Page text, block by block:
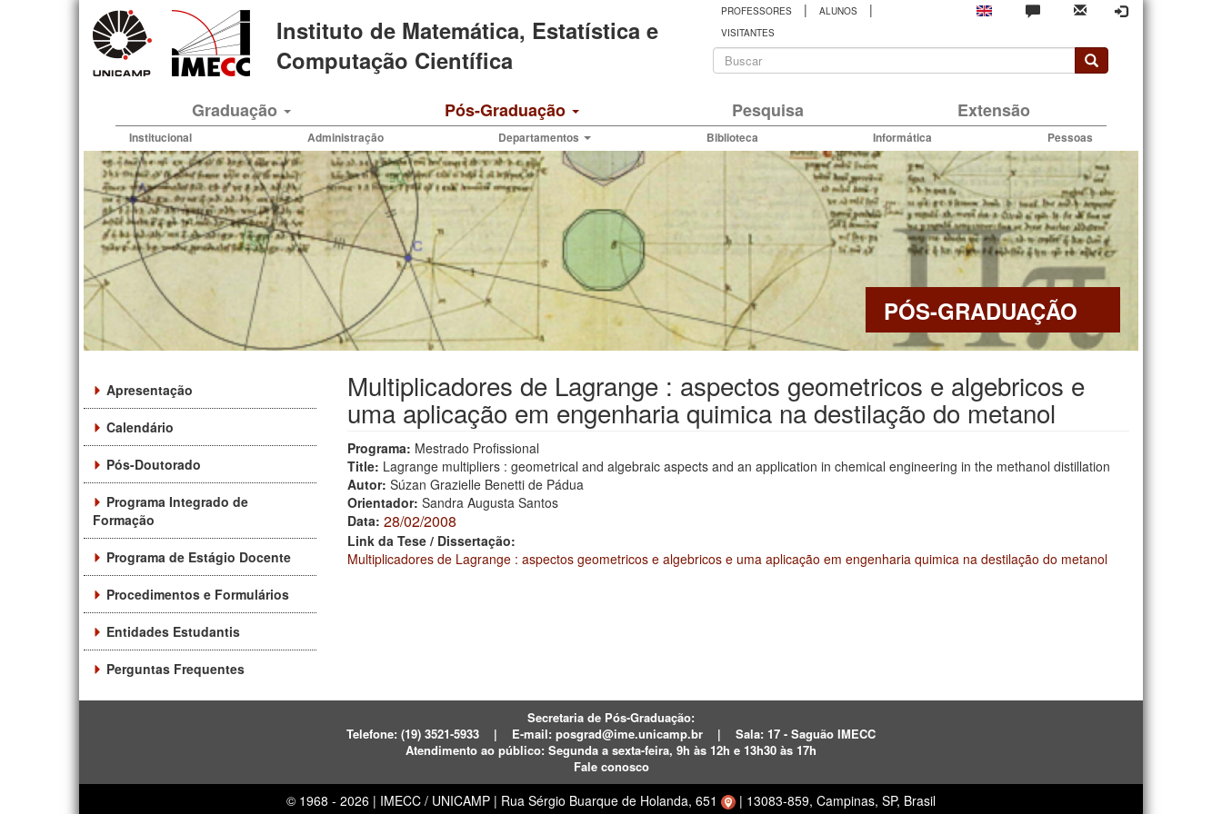
Instituto de Matemática, Estatística e
Computação Científica
PROFESSORES | ALUNOS |
VISITANTES
Formulário
busca
Graduação Pós-Graduação Pesquisa Extensão
Institucional Administração Departamentos Biblioteca Informática Pessoas
PÓS-GRADUAÇÃO
Apresentação
Calendário
Pós-Doutorado
Programa Integrado de
Formação
Programa de Estágio Docente
Procedimentos e Formulários
Entidades Estudantis
Perguntas Frequentes
Multiplicadores de Lagrange : aspectos geometricos e algebricos e
uma aplicação em engenharia quimica na destilação do metanol
Programa: Mestrado Profissional
Title: Lagrange multipliers : geometrical and algebraic aspects and an application in chemical engineering in the methanol distillation
Autor: Súzan Grazielle Benetti de Pádua
Orientador: Sandra Augusta Santos
Data: 28/02/2008
Link da Tese / Dissertação:
Multiplicadores de Lagrange : aspectos geometricos e algebricos e uma aplicação em engenharia quimica na destilação do metanol
Secretaria de Pós-Graduação:
Telefone: (19) 3521-5933 | E-mail: posgrad@ime.unicamp.br |
Sala: 17 - Saguão IMECC
Atendimento ao público: Segunda a sexta-feira, 9h às 12h e 13h30 às 17h
Fale conosco
© 1968 - 2026 | IMECC / UNICAMP | Rua Sérgio Buarque de Holanda, 651 | 13083-859, Campinas, SP, Brasil